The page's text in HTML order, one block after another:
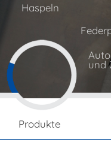
Haspeln
und
Produkte